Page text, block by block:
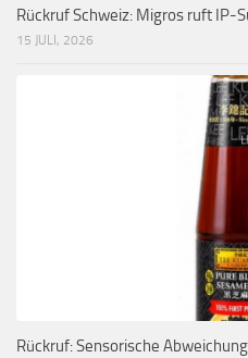
Rückruf Schweiz: Migros ruft IP-
15 JULI, 2026
Rückruf: Sensorische